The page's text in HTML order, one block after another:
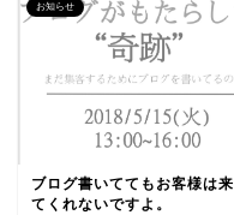
お知らせ
ブログ書いててもお客様は来
てくれないですよ。